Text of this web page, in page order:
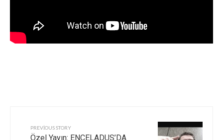
PREVIOUS STORY
Özel Yayın: ENCELADUS’DA